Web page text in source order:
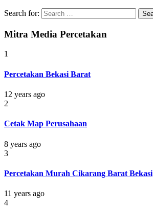
Search for:
Mitra Media Percetakan
1
Percetakan Bekasi Barat
12 years ago
2
Cetak Map Perusahaan
8 years ago
3
Percetakan Murah Cikarang Barat Bekasi
11 years ago
4